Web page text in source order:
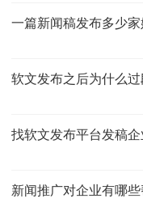
一篇新闻稿发布多少
软文发布之后为什么
找软文发布平台发稿
新闻推广对企业有哪些